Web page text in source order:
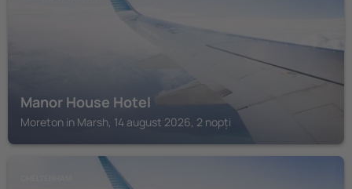
Manor House Hotel
Moreton in Marsh, 14 august 2026, 2 nopți